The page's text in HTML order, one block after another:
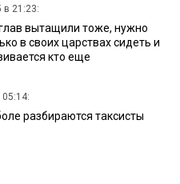
в 21:23:
вытащили тоже, нужно
в своих царствах сидеть и
кто еще
разбираются таксисты
в 22:56: